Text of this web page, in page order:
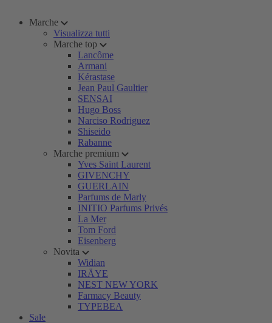
Marche
Visualizza tutti
Marche top
Lancôme
Armani
Kérastase
Jean Paul Gaultier
SENSAI
Hugo Boss
Narciso Rodriguez
Shiseido
Rabanne
Marche premium
Yves Saint Laurent
GIVENCHY
GUERLAIN
Parfums de Marly
INITIO Parfums Privés
La Mer
Tom Ford
Eisenberg
Novita
Widian
IRÄYE
NEST NEW YORK
Farmacy Beauty
TYPEBEA
Sale